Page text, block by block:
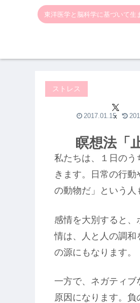
東洋医学と脳科学に基づいて生
瞑想法「
ストレス
X
2017.01.15
私たちは、１日の
きます。日常の行
の動物だ」という人
感情を大別すると
情は、人と人の調和
の源にもなります。
一方で、ネガティ
原因になります。